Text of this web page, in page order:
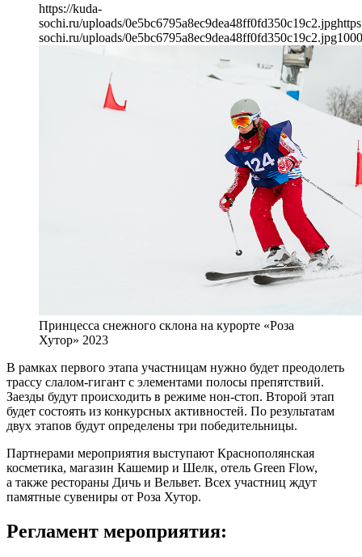
https://kuda-
sochi.ru/uploads/0e5bc6795a8ec9dea48ff0fd350c19c2.jpg
sochi.ru/uploads/0e5bc6795a8ec9dea48ff0fd350c19c2.jpg1000
Принцесса снежного склона на курорте «Роза
Хутор» 2023
В рамках первого этапа участницам нужно будет преодолеть
трассу слалом-гигант с элементами полосы препятствий.
Заезды будут происходить в режиме нон-стоп. Второй этап
будет состоять из конкурсных активностей. По результатам
двух этапов будут определены три победительницы.
Партнерами мероприятия выступают Краснополянская
косметика, магазин Кашемир и Шелк, отель Green Flow,
а также рестораны Дичь и Вельвет. Всех участниц ждут
памятные сувениры от Роза Хутор.
Регламент мероприятия: